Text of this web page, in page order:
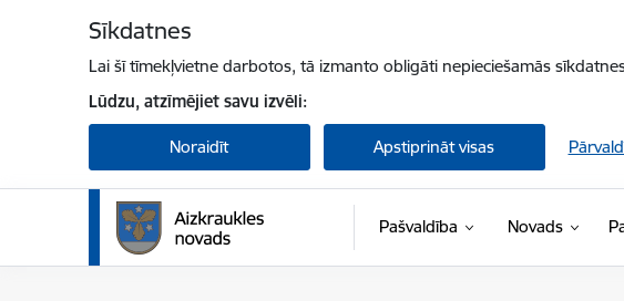
Sīkdatnes
Lai šī tīmekļvietne darbotos, tā izmanto obligāti nepieciešamās
Lūdzu, atzīmējiet savu izvēli:
Noraidīt Apstiprināt visas
Pašvaldība Novads